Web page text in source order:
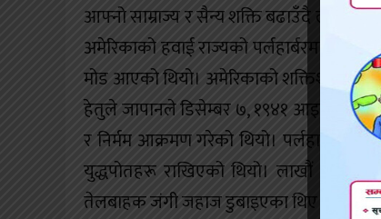
आफ्नो साम्राज्य र सैन्य शक्ति बढाउँदै लगेको
अमेरिकाको हवाई राज्यको पर्लहार्बरमा
मोड आएको थियो। अमेरिकाको शक्तिशाली जल
हेतुले जापानले डिसेम्बर ७, १९४१ आइतबारका
र निर्मम आक्रमण गरेको थियो। पर्लहार्बर
युद्धपोतहरू राखिएको थियो। लाखौं
तेलबाहक जंगी जहाज डुबाइएका थिए। जसबाट